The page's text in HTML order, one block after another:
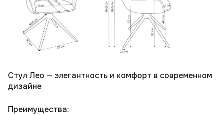
Стул Лео — элегантность и комфорт в современном
дизайне
Преимущества: